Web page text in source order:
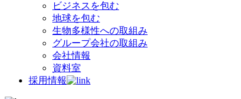
ビジネスを包む
地球を包む
生物多様性への取組み
グループ会社の取組み
会社情報
資料室
採用情報